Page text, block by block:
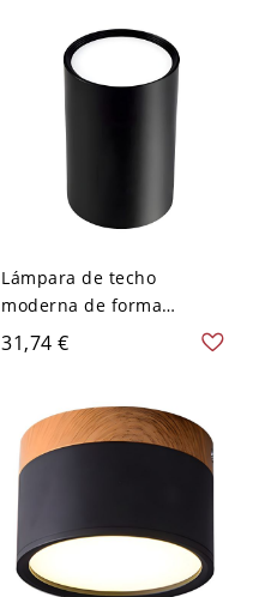
Lámpara de techo
moderna de forma
cilíndrica de aluminio con
1 luz para estudio o sala
120 V 7,62 cm Blanco
31,74 €